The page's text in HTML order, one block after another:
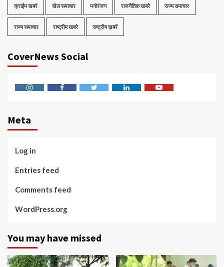
क्राईम खबरे खेल समाचार मनोरंजन राजनैतिक खबरे राज्य समाचार
राज्य समाचार राष्ट्रीय खबरे राष्ट्रीय ख़बरें
CoverNews Social
Meta
Log in
Entries feed
Comments feed
WordPress.org
You may have missed